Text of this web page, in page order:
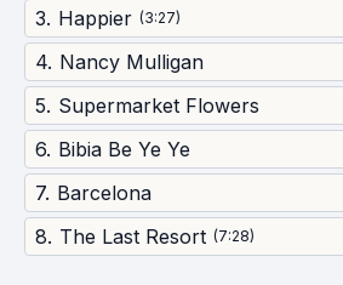
3. Happier (3:27)
4. Nancy Mulligan
5. Supermarket Flowers
6. Bibia Be Ye Ye
7. Barcelona
8. The Last Resort (7:28)